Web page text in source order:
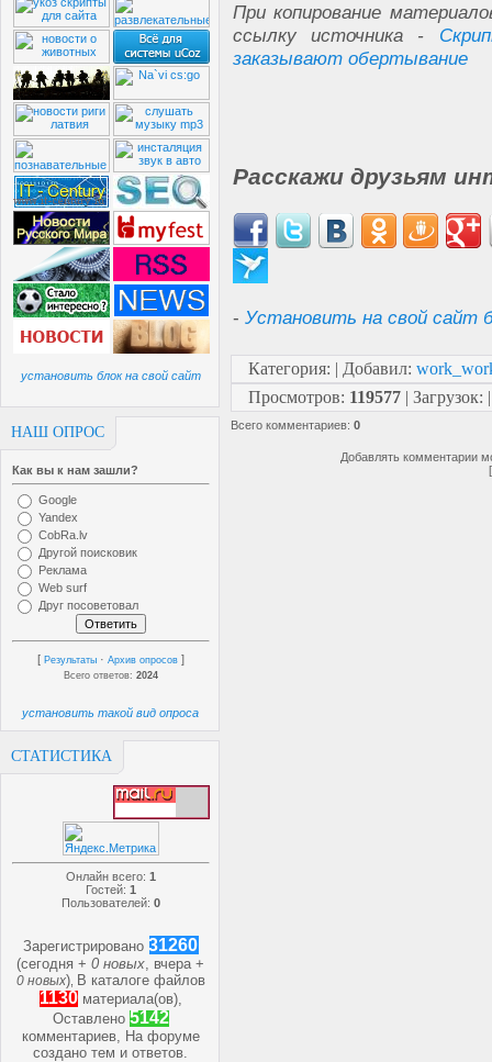
установить блок на свой сайт
НАШ ОПРОС
Как вы к нам зашли?
Google
Yandex
CobRa.lv
Другой поисковик
Реклама
Web surf
Друг посоветовал
[ Результаты · Архив опросов ]
Всего ответов: 2024
установить такой вид опроса
СТАТИСТИКА
Онлайн всего: 1
Гостей: 1
Пользователей: 0
Зарегистрировано 31260
(сегодня +0 новых, вчера +
0 новых) В каталоге файлов
1130 материала(ов),
Оставлено 5142
комментариев, На форуме
созданотем иответов.
При копирование
ссылку источника -
заказывают обертывание
Расскажи друзьям
- Установить на свой сайт
Категория: | Добавил:
Просмотров: 119577 | Загрузок:
Всего комментариев: 0
Добавлять комментарии